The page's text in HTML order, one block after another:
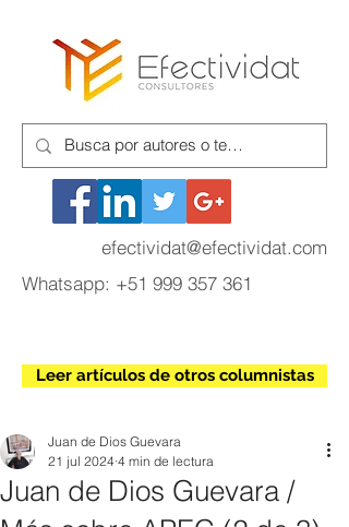
efectividat@efectividat.com
Whatsapp: +51 999 357 361
Leer artículos de otros columnistas
Juan de Dios Guevara /
Juan de Dios Guevara
21 jul 2024 4 min de lectura